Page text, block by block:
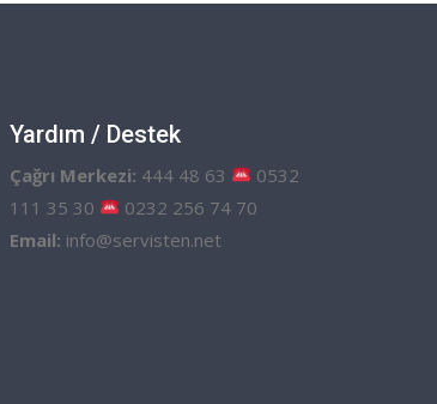
Yardım / Destek
Çağrı Merkezi: 444 48 63
0532
111 35 30
0232 256 74 70
Email: info@servisten.net